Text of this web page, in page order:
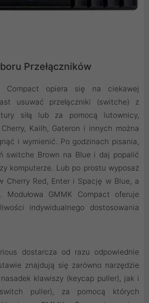
Przełączników
Compact opiera się na ciekawej
usuwać przełączniki (switche) z
siłą lub za pomocą lutownicy,
Kailh, Gateron i innych można
i wymienić. Po godzinach pisania,
switche Brown na Blue i daj popalić
komputerze. Lub po prostu wyposaż
Cherry Red, Enter i Spację w Blue, a
Modułowa GMMK Compact oferuje
indywidualnego dostosowania
dostarcza od razu odpowiednie
znajdują się zarówno narzędzie
klawiszy (keycap puller), jak i
puller), za pomocą których